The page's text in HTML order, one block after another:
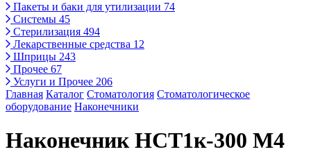
Пакеты и баки для утилизации 74
Системы 45
Стерилизация 494
Лекарственные средства 12
Шприцы 243
Прочее 67
Услуги и Прочее 206
Главная Каталог Стоматология Стоматологическое
оборудование Наконечники
Наконечник НСТ1к-300 М4